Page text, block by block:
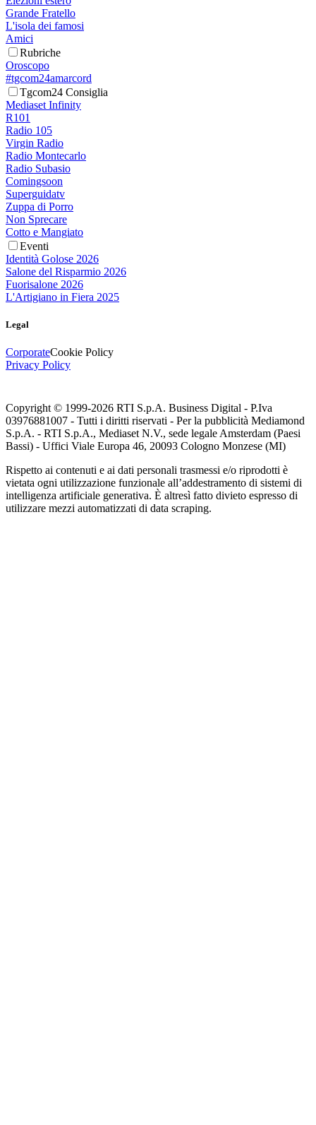
Grande Fratello
L'isola dei famosi
Amici
Rubriche
Oroscopo
#tgcom24amarcord
Tgcom24 Consiglia
Mediaset Infinity
R101
Radio 105
Virgin Radio
Radio Montecarlo
Radio Subasio
Comingsoon
Superguidatv
Zuppa di Porro
Non Sprecare
Cotto e Mangiato
Eventi
Identità Golose 2026
Salone del Risparmio 2026
Fuorisalone 2026
L'Artigiano in Fiera 2025
Legal
CorporateCookie Policy
Privacy Policy
Copyright © 1999-2026 RTI S.p.A. Business Digital - P.Iva
03976881007 - Tutti i diritti riservati - Per la pubblicità Mediamond
S.p.A. - RTI S.p.A., Mediaset N.V., sede legale Amsterdam (Paesi
Bassi) - Uffici Viale Europa 46, 20093 Cologno Monzese (MI)
Rispetto ai contenuti e ai dati personali trasmessi e/o riprodotti è
vietata ogni utilizzazione funzionale all’addestramento di sistemi di
intelligenza artificiale generativa. È altresì fatto divieto espresso di
utilizzare mezzi automatizzati di data scraping.